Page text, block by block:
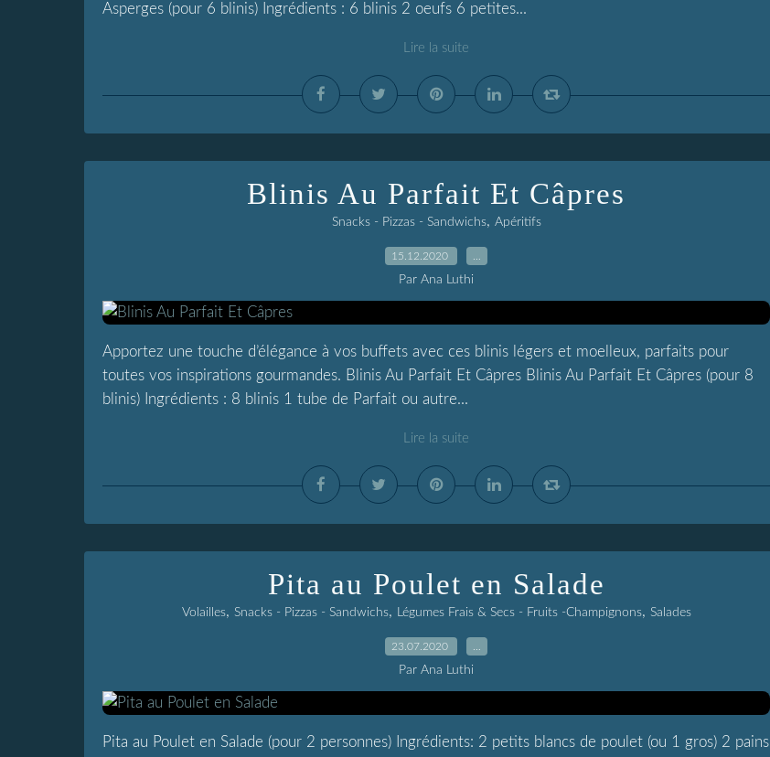
Asperges (pour 6 blinis) Ingrédients : 6 blinis 2 oeufs 6 petites...
Lire la suite
Blinis Au Parfait Et Câpres
Snacks - Pizzas - Sandwichs, Apéritifs
15.12.2020
Par Ana Luthi
Apportez une touche d’élégance à vos buffets avec ces blinis légers et moelleux, parfaits pour
toutes vos inspirations gourmandes. Blinis Au Parfait Et Câpres Blinis Au Parfait Et Câpres (pour 8
blinis) Ingrédients : 8 blinis 1 tube de Parfait ou autre...
Lire la suite
Pita au Poulet en Salade
Volailles, Snacks - Pizzas - Sandwichs, Légumes Frais & Secs - Fruits -Champignons, Salades
23.07.2020
Par Ana Luthi
Pita au Poulet en Salade (pour 2 personnes) Ingrédients: 2 petits blancs de poulet (ou 1 gros) 2 pains